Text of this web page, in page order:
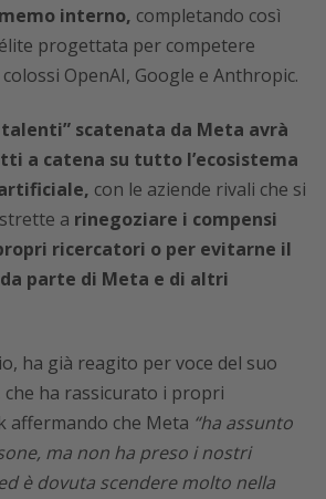
interno, completando così
progettata per competere
OpenAI, Google e Anthropic.
scatenata da Meta avrà
a catena su tutto l’ecosistema
con le aziende rivali che si
a rinegoziare i compensi
ricercatori o per evitarne il
parte di Meta e di altri
ha già reagito per voce del suo
che ha rassicurato i propri
affermando che Meta “ha assunto
ma non ha preso i nostri
è dovuta scendere molto nella